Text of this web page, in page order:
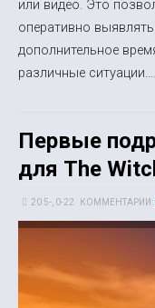
или видео. Это
оперативно
дополнительное
различные ситуации....
Первые
для The
20 5-, 0-22 КОММЕНТАРИИ: